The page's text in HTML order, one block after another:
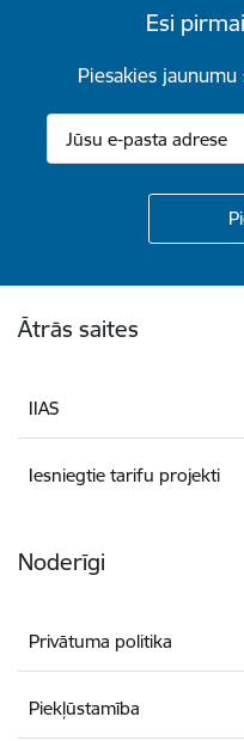
Esi
Piesakies jaunumu
Ātrās saites
IIAS
Iesniegtie tarifu projekti
Noderīgi
Privātuma politika
Piekļūstamība